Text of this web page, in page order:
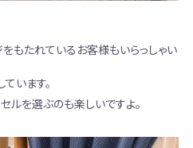
もたれているお客様もいらっしゃい
います。
ルを選ぶのも楽しいですよ。